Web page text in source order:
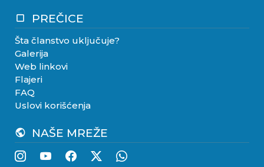
crop_square PREČICE
Šta članstvo uključuje?
Galerija
Web linkovi
Flajeri
FAQ
Uslovi korišćenja
public NAŠE MREŽE